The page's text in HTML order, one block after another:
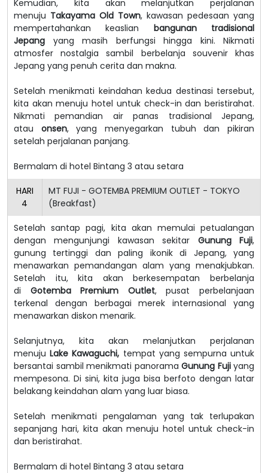
Kemudian, kita akan melanjutkan perjalanan
menuju Takayama Old Town, kawasan pedesaan yang
mempertahankan keaslian bangunan tradisional
Jepang yang masih berfungsi hingga kini. Nikmati
atmosfer nostalgia sambil berbelanja souvenir khas
Jepang yang penuh cerita dan makna.
Setelah menikmati keindahan kedua destinasi tersebut,
kita akan menuju hotel untuk check-in dan beristirahat.
Nikmati pemandian air panas tradisional Jepang,
atau onsen, yang menyegarkan tubuh dan pikiran
setelah perjalanan panjang.
Bermalam di hotel Bintang 3 atau setara
HARI
4
MT FUJI - GOTEMBA PREMIUM OUTLET - TOKYO
(Breakfast)
Setelah santap pagi, kita akan memulai petualangan
dengan mengunjungi kawasan sekitar Gunung Fuji,
gunung tertinggi dan paling ikonik di Jepang, yang
menawarkan pemandangan alam yang menakjubkan.
Setelah itu, kita akan berkesempatan berbelanja
di Gotemba Premium Outlet, pusat perbelanjaan
terkenal dengan berbagai merek internasional yang
menawarkan diskon menarik.
Selanjutnya, kita akan melanjutkan perjalanan
menujuLake Kawaguchi, tempat yang sempurna untuk
bersantai sambil menikmati panorama Gunung Fuji yang
mempesona. Di sini, kita juga bisa berfoto dengan latar
belakang keindahan alam yang luar biasa.
Setelah menikmati pengalaman yang tak terlupakan
sepanjang hari, kita akan menuju hotel untuk check-in
dan beristirahat.
Bermalam di hotel Bintang 3 atau setara